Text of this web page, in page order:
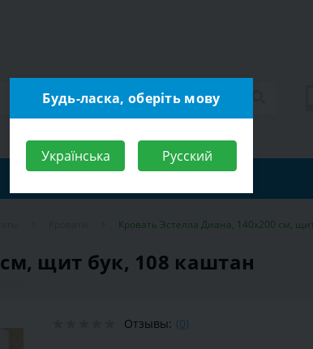
Кровать Эстелла Диана, 140х200 см,
щит бук, 108 каштан
Отзывы: (0)
Будь-ласка, оберіть мову
Українська Русский